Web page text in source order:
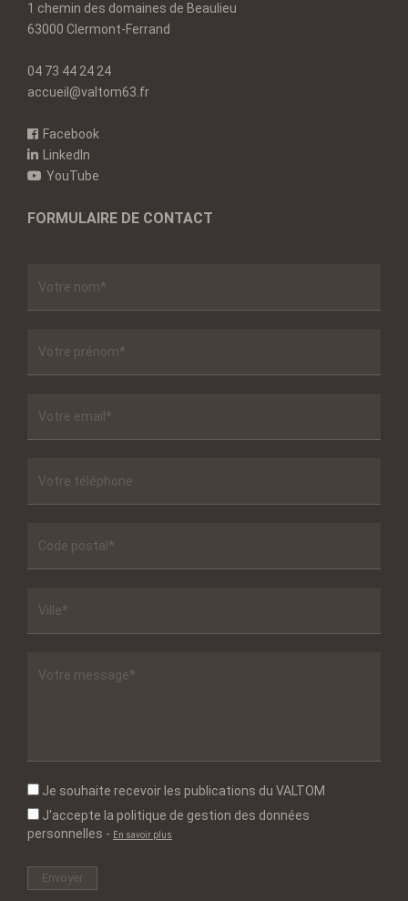
1 chemin des domaines de Beaulieu
63000 Clermont-Ferrand
04 73 44 24 24
accueil@valtom63.fr
Facebook
LinkedIn
YouTube
FORMULAIRE DE CONTACT
Je souhaite recevoir les publications du VALTOM
J'accepte la politique de gestion des données
personnelles - En savoir plus